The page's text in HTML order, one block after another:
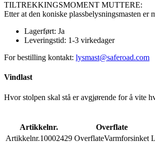
TILTREKKINGSMOMENT MUTTERE:
Etter at den koniske plassbelysningsmasten
Lagerført: Ja
Leveringstid: 1-3 virkedager
For bestilling kontakt: lysmast@saferoad.com
Vindlast
Hvor stolpen skal stå er avgjørende for å vite
Artikkelnr.
Overflate
Artikkelnr.10002429 OverflateVarmforsinket